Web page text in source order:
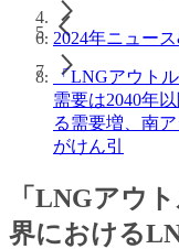
2024年ニュー
「LNGアウト
需要は2040年
る需要増、南
がけん引
「LNGアウ
界における